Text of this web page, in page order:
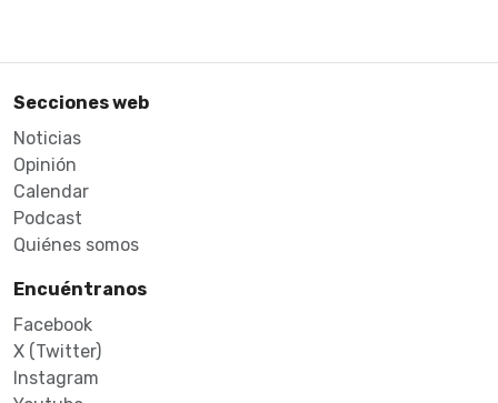
Secciones web
Noticias
Opinión
Calendar
Podcast
Quiénes somos
Encuéntranos
Facebook
X (Twitter)
Instagram